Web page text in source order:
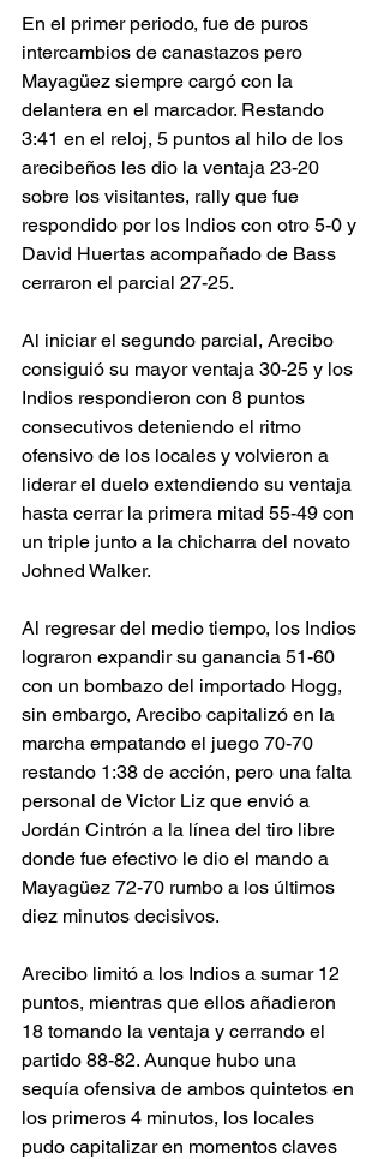
En el primer periodo, fue de puros
intercambios de canastazos pero
Mayagüez siempre cargó con la
delantera en el marcador. Restando
3:41 en el reloj, 5 puntos al hilo de los
arecibeños les dio la ventaja 23-20
sobre los visitantes, rally que fue
respondido por los Indios con otro 5-0 y
David Huertas acompañado de Bass
cerraron el parcial 27-25.
Al iniciar el segundo parcial, Arecibo
consiguió su mayor ventaja 30-25 y los
Indios respondieron con 8 puntos
consecutivos deteniendo el ritmo
ofensivo de los locales y volvieron a
liderar el duelo extendiendo su ventaja
hasta cerrar la primera mitad 55-49 con
un triple junto a la chicharra del novato
Johned Walker.
Al regresar del medio tiempo, los Indios
lograron expandir su ganancia 51-60
con un bombazo del importado Hogg,
sin embargo, Arecibo capitalizó en la
marcha empatando el juego 70-70
restando 1:38 de acción, pero una falta
personal de Victor Liz que envió a
Jordán Cintrón a la línea del tiro libre
donde fue efectivo le dio el mando a
Mayagüez 72-70 rumbo a los últimos
diez minutos decisivos.
Arecibo limitó a los Indios a sumar 12
puntos, mientras que ellos añadieron
18 tomando la ventaja y cerrando el
partido 88-82. Aunque hubo una
sequía ofensiva de ambos quintetos en
los primeros 4 minutos, los locales
pudo capitalizar en momentos claves